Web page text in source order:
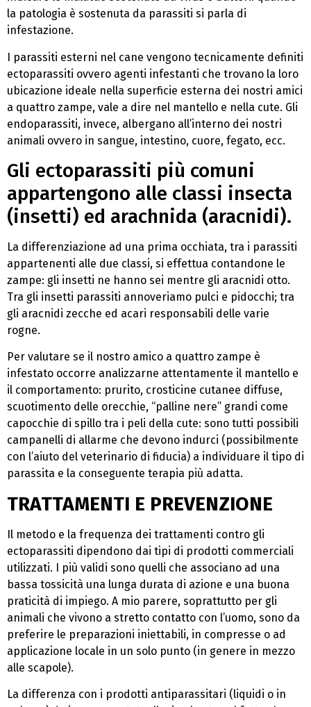
la patologia è sostenuta da parassiti si parla di
infestazione.
I parassiti esterni nel cane vengono tecnicamente definiti
ectoparassiti ovvero agenti infestanti che trovano la loro
ubicazione ideale nella superficie esterna dei nostri amici
a quattro zampe, vale a dire nel mantello e nella cute. Gli
endoparassiti, invece, albergano all’interno dei nostri
animali ovvero in sangue, intestino, cuore, fegato, ecc.
Gli ectoparassiti più comuni
appartengono alle classi insecta
(insetti) ed arachnida (aracnidi).
La differenziazione ad una prima occhiata, tra i parassiti
appartenenti alle due classi, si effettua contandone le
zampe: gli insetti ne hanno sei mentre gli aracnidi otto.
Tra gli insetti parassiti annoveriamo pulci e pidocchi; tra
gli aracnidi zecche ed acari responsabili delle varie
rogne.
Per valutare se il nostro amico a quattro zampe è
infestato occorre analizzarne attentamente il mantello e
il comportamento: prurito, crosticine cutanee diffuse,
scuotimento delle orecchie, “palline nere” grandi come
capocchie di spillo tra i peli della cute: sono tutti possibili
campanelli di allarme che devono indurci (possibilmente
con l’aiuto del veterinario di fiducia) a individuare il tipo di
parassita e la conseguente terapia più adatta.
TRATTAMENTI E PREVENZIONE
Il metodo e la frequenza dei trattamenti contro gli
ectoparassiti dipendono dai tipi di prodotti commerciali
utilizzati. I più validi sono quelli che associano ad una
bassa tossicità una lunga durata di azione e una buona
praticità di impiego. A mio parere, soprattutto per gli
animali che vivono a stretto contatto con l’uomo, sono da
preferire le preparazioni iniettabili, in compresse o ad
applicazione locale in un solo punto (in genere in mezzo
alle scapole).
La differenza con i prodotti antiparassitari (liquidi o in